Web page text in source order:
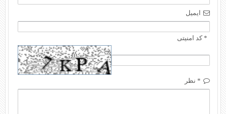
ایمیل
* کد امنیتی
* نظر